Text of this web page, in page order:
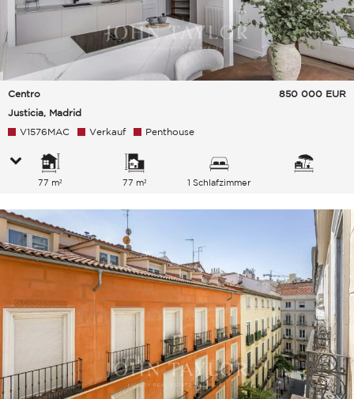
Centro
Justicia, Madrid
850 000 EUR
V1576MAC Verkauf Penthouse
77 m² 77 m² 1 Schlafzimmer